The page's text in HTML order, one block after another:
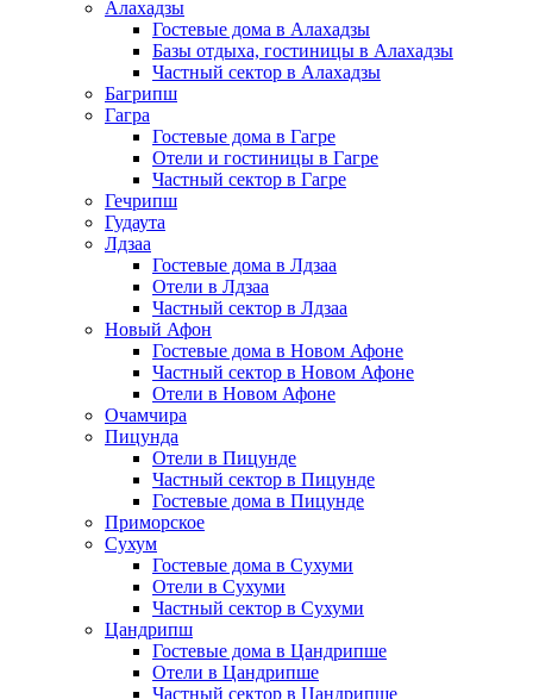
Алахадзы
Гостевые дома в Алахадзы
Базы отдыха, гостиницы в Алахадзы
Частный сектор в Алахадзы
Багрипш
Гагра
Гостевые дома в Гагре
Отели и гостиницы в Гагре
Частный сектор в Гагре
Гечрипш
Гудаута
Лдзаа
Гостевые дома в Лдзаа
Отели в Лдзаа
Частный сектор в Лдзаа
Новый Афон
Гостевые дома в Новом Афоне
Частный сектор в Новом Афоне
Отели в Новом Афоне
Очамчира
Пицунда
Отели в Пицунде
Частный сектор в Пицунде
Гостевые дома в Пицунде
Приморское
Сухум
Гостевые дома в Сухуми
Отели в Сухуми
Частный сектор в Сухуми
Цандрипш
Гостевые дома в Цандрипше
Отели в Цандрипше
Частный сектор в Цандрипше